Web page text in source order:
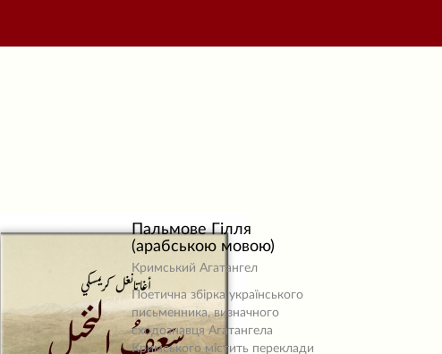
Пальмове Гілля
(арабською мовою)
Кримський Агатангел
Поетична збірка українського
письменника, визначного
сходознавця Агатангела
Кримського містить переклади